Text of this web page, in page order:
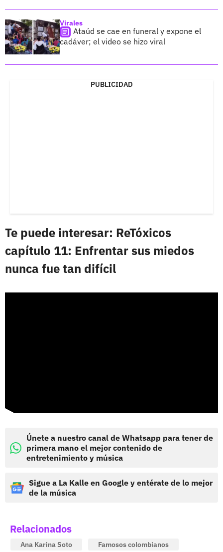
Virales
Ataúd se cae en funeral y expone el
cadáver; el video se hizo viral
PUBLICIDAD
Te puede interesar: ReTóxicos
capítulo 11: Enfrentar sus miedos
nunca fue tan difícil
Únete a nuestro canal de Whatsapp para tener de
primera mano el mejor contenido de
entretenimiento y música
Sigue a La Kalle en Google y entérate de lo mejor
de la música
Relacionados
Ana Karina Soto
Famosos colombianos